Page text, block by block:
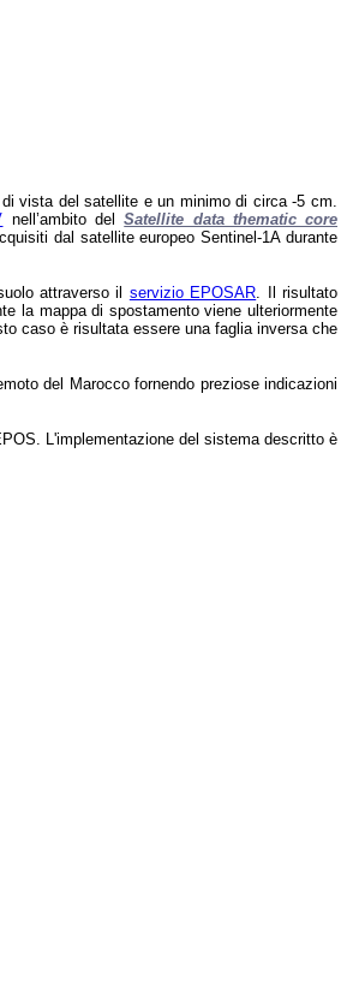
vista del satellite e un minimo di circa -5 cm.
nell’ambito delSatellite data thematic core
dal satellite europeo Sentinel-1A durante
attraverso il servizio EPOSAR . Il risultato
la mappa di spostamento viene ulteriormente
caso è risultata essere una faglia inversa che
del Marocco fornendo preziose indicazioni
L'implementazione del sistema descritto è